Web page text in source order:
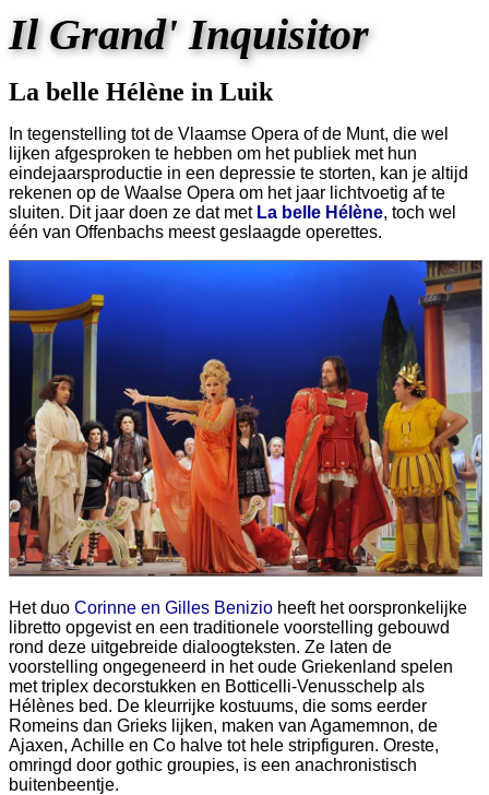
Il Grand' Inquisitor
La belle Hélène in Luik
In tegenstelling tot de Vlaamse Opera of de Munt, die wel
lijken afgesproken te hebben om het publiek met hun
eindejaarsproductie in een depressie te storten, kan je altijd
rekenen op de Waalse Opera om het jaar lichtvoetig af te
sluiten. Dit jaar doen ze dat met La belle Hélène, toch wel
één van Offenbachs meest geslaagde operettes.
Het duo Corinne en Gilles Benizio heeft het oorspronkelijke
libretto opgevist en een traditionele voorstelling gebouwd
rond deze uitgebreide dialoogteksten. Ze laten de
voorstelling ongegeneerd in het oude Griekenland spelen
met triplex decorstukken en Botticelli-Venusschelp als
Hélènes bed. De kleurrijke kostuums, die soms eerder
Romeins dan Grieks lijken, maken van Agamemnon, de
Ajaxen, Achille en Co halve tot hele stripfiguren. Oreste,
omringd door gothic groupies, is een anachronistisch
buitenbeentje.